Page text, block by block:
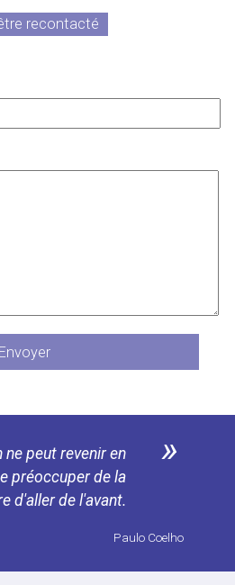
recontacté
ne peut revenir en
préoccuper de la
d'aller de l'avant.
»
Paulo Coelho
»